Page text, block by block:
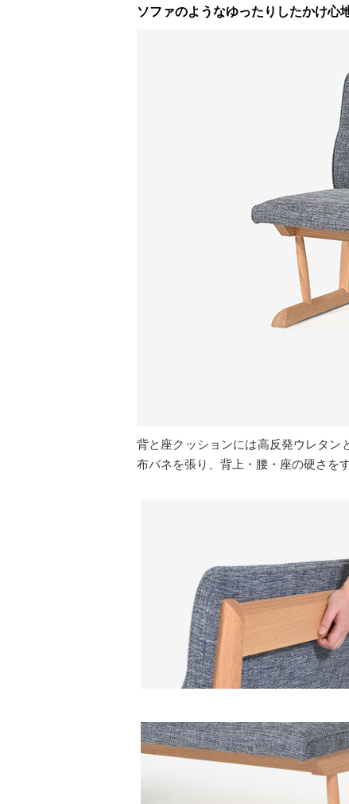
ソファのようなゆったりしたかけ心
背と座クッションには高反発ウレタン
布バネを張り、背上・腰・座の硬さを